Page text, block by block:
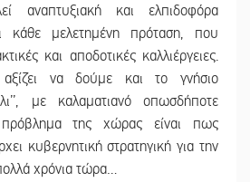
αναπτυξιακή και ελπιδοφόρα
κάθε μελετημένη πρόταση, που
και αποδοτικές καλλιέργειες.
να δούμε και το γνήσιο
με καλαματιανό οπωσδήποτε
της χώρας είναι πως
κυβερνητική στρατηγική για την
χρόνια τώρα…